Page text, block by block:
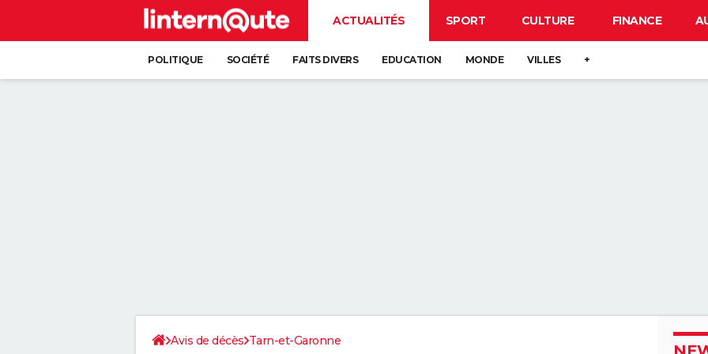
ACTUALITÉS SPORT CULTURE FINANCE
POLITIQUE SOCIÉTÉ FAITS DIVERS EDUCATION MONDE VILLES +
Avis de décès Tarn-et-Garonne